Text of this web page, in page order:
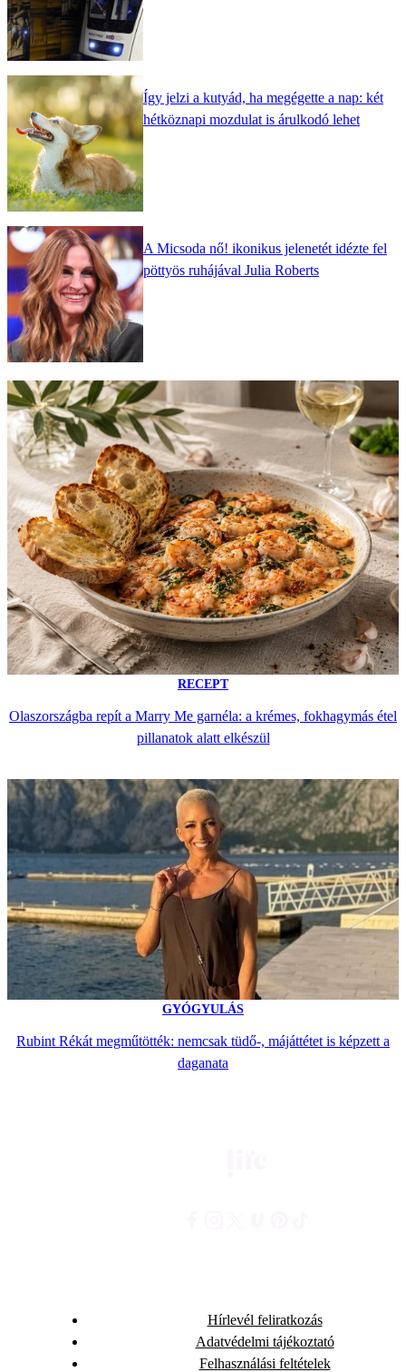
Így jelzi a kutyád, ha megégette a nap: két
hétköznapi mozdulat is árulkodó lehet
A Micsoda nő! ikonikus jelenetét idézte fel
pöttyös ruhájával Julia Roberts
RECEPT
Olaszországba repít a Marry Me garnéla: a krémes, fokhagymás étel
pillanatok alatt elkészül
GYÓGYULÁS
Rubint Rékát megműtötték: nemcsak tüdő-, májáttétet is képzett a
daganata
Hírlevél feliratkozás
Adatvédelmi tájékoztató
Felhasználási feltételek